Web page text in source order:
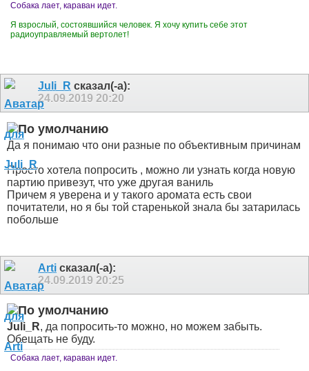
Собака лает, караван идет.
Я взрослый, состоявшийся человек. Я хочу купить себе этот
радиоуправляемый вертолет!
Juli_R сказал(-а):
24.09.2019 20:20
Да я понимаю что они разные по объективным причинам
Просто хотела попросить , можно ли узнать когда новую
партию привезут, что уже другая ваниль
Причем я уверена и у такого аромата есть свои
почитатели, но я бы той старенькой знала бы затарилась
побольше
Arti сказал(-а):
24.09.2019 20:25
Juli_R, да попросить-то можно, но можем забыть.
Обещать не буду.
Собака лает, караван идет.